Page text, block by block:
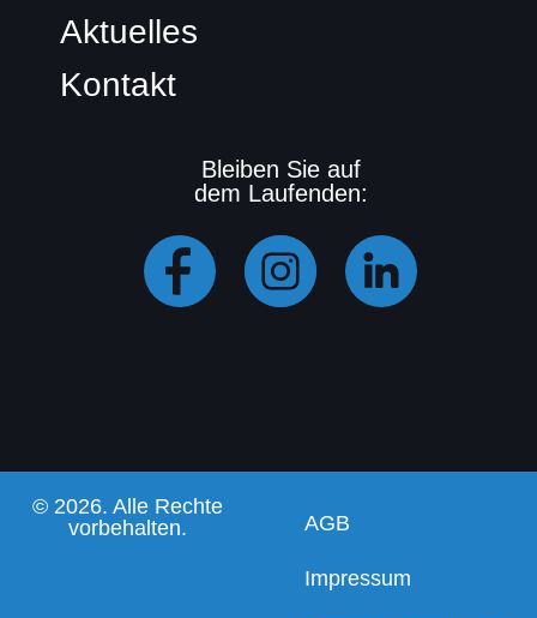
Aktuelles
Kontakt
Bleiben Sie auf
dem Laufenden:
© 2026. Alle Rechte
vorbehalten.
AGB
Impressum